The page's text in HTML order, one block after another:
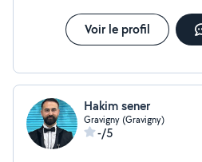
Voir le profil
Hakim sener
Gravigny (Gravigny)
-/5